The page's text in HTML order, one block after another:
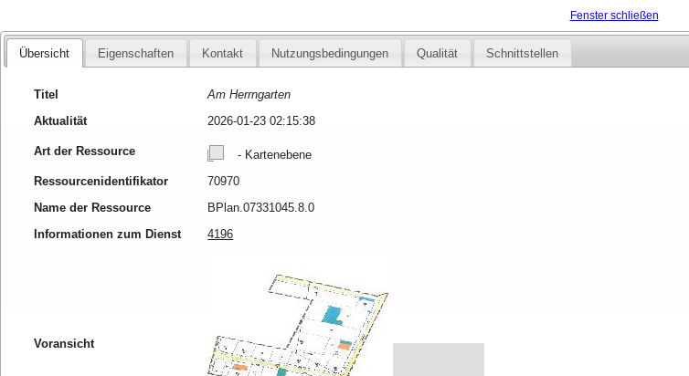
Fenster schließen
Übersicht Eigenschaften Kontakt Nutzungsbedingungen Qualität Schnittstellen
Titel
Am Herrngarten
Aktualität
2026-01-23 02:15:38
Art der Ressource
- Kartenebene
Ressourcenidentifikator
70970
Name der Ressource
BPlan.07331045.8.0
Informationen zum Dienst
4196
Voransicht